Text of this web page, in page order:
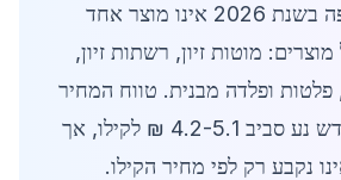
ברזל לבנייה בחיפה בשנת 2026 אינו מוצר אחד
מוטות זיון, רשתות זיון,
פלטות ופלדה מבנית. טווח המחיר
המקובל לברזל חדש נע סביב 4.2-5.1 ₪ לקילו, אך
נקבע רק לפי מחיר הקילו.